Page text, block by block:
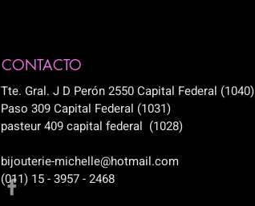
CONTACTO
Tte. Gral. J D Perón 2550 Capital Federal (1040)
Paso 309 Capital Federal (1031)
pasteur 409 capital federal (1028)
bijouterie-michelle@hotmail.com
(011) 15 - 3957 - 2468